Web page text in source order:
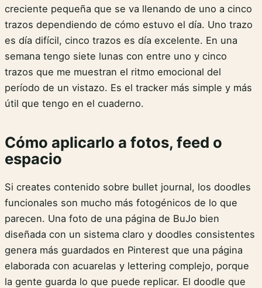
creciente pequeña que se va llenando de uno a cinco
trazos dependiendo de cómo estuvo el día. Uno trazo
es día difícil, cinco trazos es día excelente. En una
semana tengo siete lunas con entre uno y cinco
trazos que me muestran el ritmo emocional del
período de un vistazo. Es el tracker más simple y más
útil que tengo en el cuaderno.
Cómo aplicarlo a fotos, feed o
espacio
Si creates contenido sobre bullet journal, los doodles
funcionales son mucho más fotogénicos de lo que
parecen. Una foto de una página de BuJo bien
diseñada con un sistema claro y doodles consistentes
genera más guardados en Pinterest que una página
elaborada con acuarelas y lettering complejo, porque
la gente guarda lo que puede replicar. El doodle que